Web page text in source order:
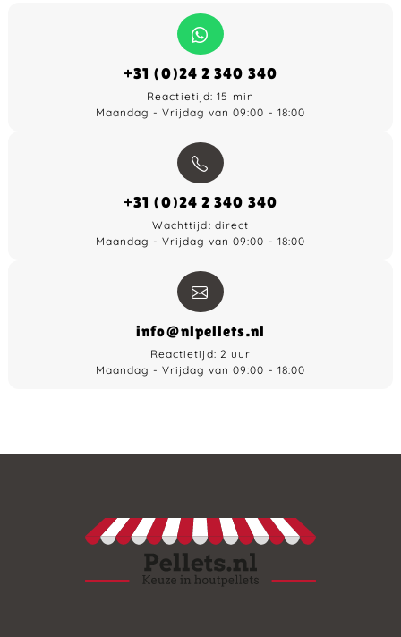
+31 (0)24 2 340 340
Reactietijd: 15 min
Maandag - Vrijdag van 09:00 - 18:00
+31 (0)24 2 340 340
Wachttijd: direct
Maandag - Vrijdag van 09:00 - 18:00
info@nlpellets.nl
Reactietijd: 2 uur
Maandag - Vrijdag van 09:00 - 18:00